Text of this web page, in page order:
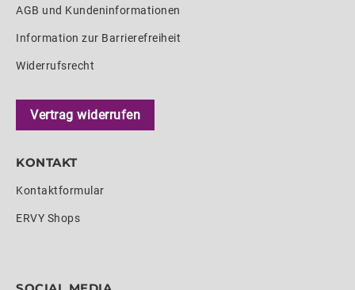
AGB und Kundeninformationen
Information zur Barrierefreiheit
Widerrufsrecht
Vertrag widerrufen
KONTAKT
Kontaktformular
ERVY Shops